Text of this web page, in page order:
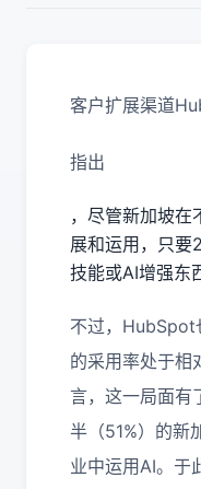
客户扩展渠道
指出
，尽管新加坡在
展和运用，只要
技能或AI增强东
不过，HubSpot
的采用率处于相
言，这一局面有
半（51%）的新
业中运用AI。于